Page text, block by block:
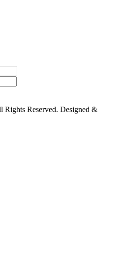
Rights Reserved. Designed &